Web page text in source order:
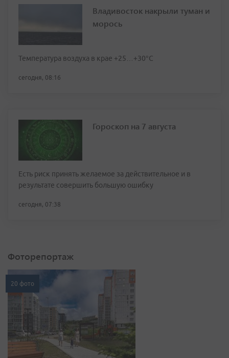
Владивосток накрыли туман и
морось
Температура воздуха в крае +25…+30°C
сегодня, 08:16
Гороскоп на 7 августа
Есть риск принять желаемое за действительное и в
результате совершить большую ошибку
сегодня, 07:38
Фоторепортаж
20 фото